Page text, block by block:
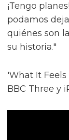
¡Tengo
podamos
quiénes son
su historia."
'What It
BBC Three y